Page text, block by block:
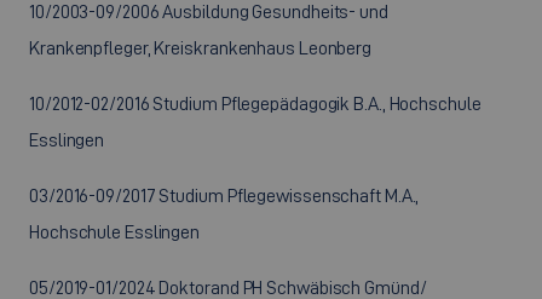
10/2003-09/2006 Ausbildung Gesundheits- und
Krankenpfleger, Kreiskrankenhaus Leonberg
10/2012-02/2016 Studium Pflegepädagogik B.A., Hochschule
Esslingen
03/2016-09/2017 Studium Pflegewissenschaft M.A.,
Hochschule Esslingen
05/2019-01/2024 Doktorand PH Schwäbisch Gmünd/